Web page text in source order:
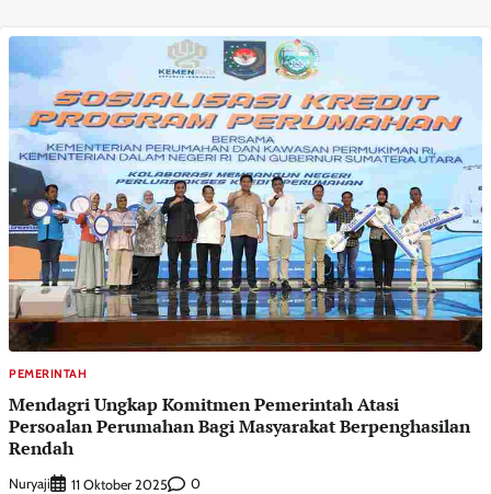
PEMERINTAH
Mendagri Ungkap Komitmen Pemerintah Atasi
Persoalan Perumahan Bagi Masyarakat Berpenghasilan
Rendah
Nuryaji 11 Oktober 2025 0